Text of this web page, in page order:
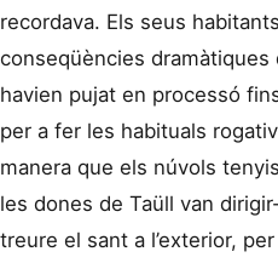
recordava. Els seus
conseqüències dramàtiques
havien pujat en processó
per a fer les habituals
manera que els núvols
les dones de Taüll van
treure el sant a l’exterior,